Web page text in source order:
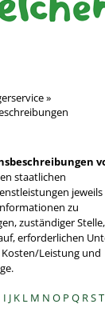
»
staatlichen
jeweils
zu
zuständiger Stelle,
erforderlichen
Leistung und
I J K L M N O P Q RST